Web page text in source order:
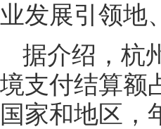
业发展引领地
据介绍，杭
境支付结算额
国家和地区，